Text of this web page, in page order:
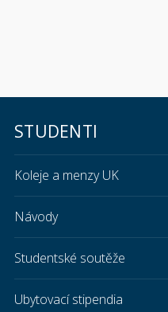
STUDENTI
Koleje a menzy UK
Návody
Studentské soutěže
Ubytovací stipendia